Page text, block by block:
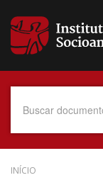
para
conteúdo
Data do Documento
INÍCIO